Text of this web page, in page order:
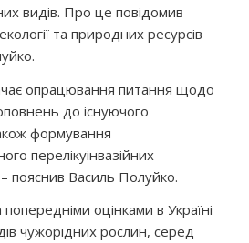
видів. Про це повідомив
та природних ресурсів
опрацювання питання щодо
до існуючого
формування
перелікуінвазійних
пояснив Василь Полуйко.
оцінками в Україні
чужорідних рослин, серед